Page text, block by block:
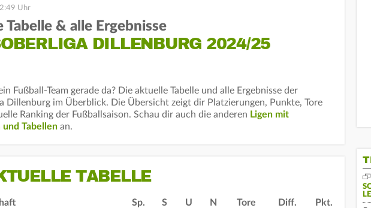
Uhr
Tabelle & alle Ergebnisse
DILLENBURG 2024/25
Fußball-Team gerade da? Die aktuelle Tabelle und alle Ergebnisse der
Dillenburg im Überblick. Die Übersicht zeigt dir Platzierungen, Punkte, Tore
Ranking der Fußballsaison. Schau dir auch die anderen Ligen mit
und Tabellen an.
TABELLE
Sp. S U N Tore Diff. Pkt.